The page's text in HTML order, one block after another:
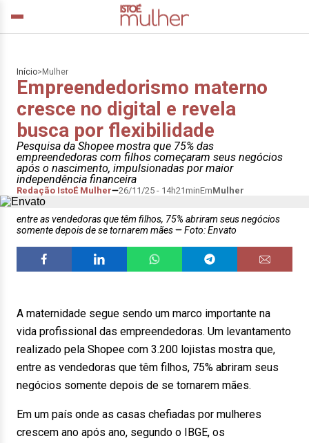
Início> Mulher
Empreendedorismo materno
cresce no digital e revela
busca por flexibilidade
Pesquisa da Shopee mostra que 75% das
empreendedoras com filhos começaram seus negócios
após o nascimento, impulsionadas por maior
independência financeira
Redação IstoÉ Mulher 26/11/25 - 14h21minEmMulher
entre as vendedoras que têm filhos, 75% abriram seus negócios
somente depois de se tornarem mães
Foto: Envato
A maternidade segue sendo um marco importante na
vida profissional das empreendedoras. Um levantamento
realizado pela Shopee com 3.200 lojistas mostra que,
entre as vendedoras que têm filhos, 75% abriram seus
negócios somente depois de se tornarem mães.
Em um país onde as casas chefiadas por mulheres
crescem ano após ano, segundo o IBGE, os